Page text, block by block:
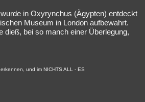
in Oxyrynchus (Ägypten) entdeckt
Museum in London aufbewahrt.
dieß, bei so manch einer Überlegung,
und im NICHTS ALL - ES